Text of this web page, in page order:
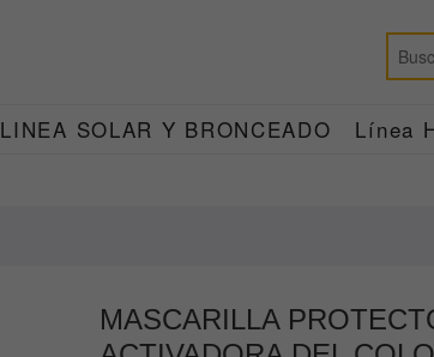
LINEA SOLAR Y BRONCEADO Línea
MASCARILLA